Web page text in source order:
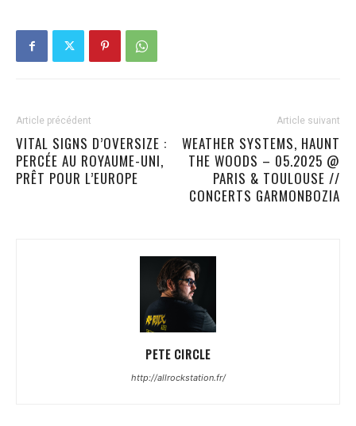
Article précédent
VITAL SIGNS D’OVERSIZE :
PERCÉE AU ROYAUME-UNI,
PRÊT POUR L’EUROPE
Article suivant
WEATHER SYSTEMS, HAUNT
THE WOODS – 05.2025 @
PARIS & TOULOUSE //
CONCERTS GARMONBOZIA
PETE CIRCLE
http://allrockstation.fr/